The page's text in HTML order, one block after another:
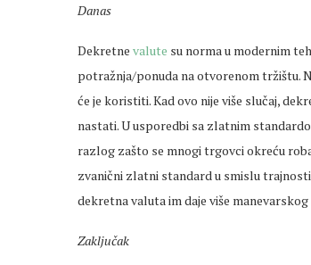
Danas
Dekretne valute su norma u modernim
potražnja/ponuda na otvorenom tržištu.
će je koristiti. Kad ovo nije više slučaj,
nastati. U usporedbi sa zlatnim
razlog zašto se mnogi trgovci okreću
zvanični zlatni standard u smislu
dekretna valuta im daje više
Zaključak